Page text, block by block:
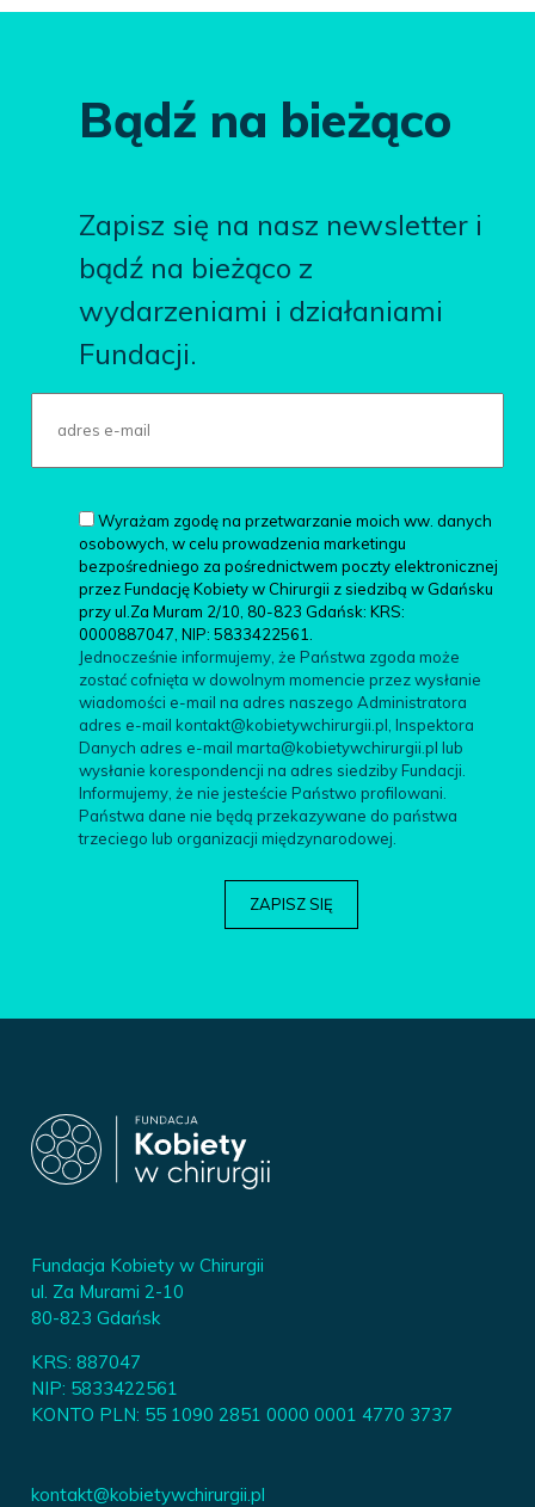
Bądź na bieżąco
Zapisz się na nasz newsletter i
bądź na bieżąco z
wydarzeniami i działaniami
Fundacji.
Wyrażam zgodę na przetwarzanie moich ww. danych
osobowych, w celu prowadzenia marketingu
bezpośredniego za pośrednictwem poczty elektronicznej
przez Fundację Kobiety w Chirurgii z siedzibą w Gdańsku
przy ul.Za Muram 2/10, 80-823 Gdańsk: KRS:
0000887047, NIP: 5833422561.
Jednocześnie informujemy, że Państwa zgoda może
zostać cofnięta w dowolnym momencie przez wysłanie
wiadomości e-mail na adres naszego Administratora
adres e-mail kontakt@kobietywchirurgii.pl, Inspektora
Danych adres e-mail marta@kobietywchirurgii.pl lub
wysłanie korespondencji na adres siedziby Fundacji.
Informujemy, że nie jesteście Państwo profilowani.
Państwa dane nie będą przekazywane do państwa
trzeciego lub organizacji międzynarodowej.
Fundacja Kobiety w Chirurgii
ul. Za Murami 2-10
80-823 Gdańsk
KRS: 887047
NIP: 5833422561
KONTO PLN: 55 1090 2851 0000 0001 4770 3737
kontakt@kobietywchirurgii.pl